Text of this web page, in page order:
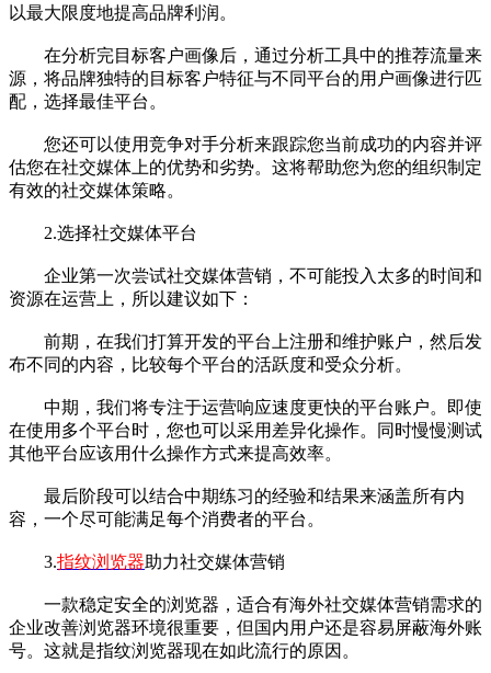
以最大限度地提高品牌利润。
在分析完目标客户画像后，通过分析工具中的推荐流量来
源，将品牌独特的目标客户特征与不同平台的用户画像进行匹
配，选择最佳平台。
您还可以使用竞争对手分析来跟踪您当前成功的内容并评
估您在社交媒体上的优势和劣势。这将帮助您为您的组织制定
有效的社交媒体策略。
2.选择社交媒体平台
企业第一次尝试社交媒体营销，不可能投入太多的时间和
资源在运​​营上，所以建议如下：
前期，在我们打算开发的平台上注册和维护账户，然后发
布不同的内容，比较每个平台的活跃度和受众分析。
中期，我们将专注于运营响应速度更快的平台账户。即使
在使用多个平台时，您也可以采用差异化操作。同时慢慢测试
其他平台应该用什么操作方式来提高效率。
最后阶段可以结合中期练习的经验和结果来涵盖所有内
容，一个尽可能满足每个消费者的平台。
3.指纹浏览器助力社交媒体营销
一款稳定安全的浏览器，适合有海外社交媒体营销需求的
企业改善浏览器环境很重要，但国内用户还是容易屏蔽海外账
号。这就是指纹浏览器现在如此流行的原因。